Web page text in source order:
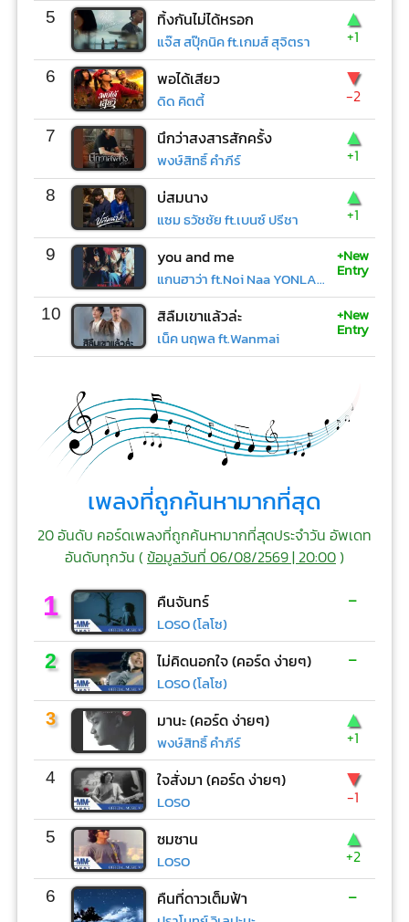
5 ทิ้งกันไม่ได้หรอก
แจ๊ส สปุ๊กนิค ft.เกมส์ สุจิตรา
▲
+1
6 พอได้เสียว
ดิด คิตตี้
▼
-2
7 นึกว่าสงสารสักครั้ง
พงษ์สิทธิ์ คำภีร์
▲
+1
8 บ่สมนาง
แซม ธวัชชัย ft.เบนซ์ ปรีชา
▲
+1
9 you and me
แกนฮาว่า ft.Noi Naa YONLAPA
+New
Entry
10 สิลืมเขาแล้วล่ะ
เน็ค นฤพล ft.Wanmai
+New
Entry
เพลงที่ถูกค้นหามากที่สุด
20 อันดับ คอร์ดเพลงที่ถูกค้นหามากที่สุดประจำวัน อัพเดท
อันดับทุกวัน (ข้อมูลวันที่ 06/08/2569 | 20:00)
1 คืนจันทร์
LOSO (โลโซ)
-
2 ไม่คิดนอกใจ (คอร์ด ง่ายๆ)
LOSO (โลโซ)
-
3 มานะ (คอร์ด ง่ายๆ)
พงษ์สิทธิ์ คำภีร์
▲
+1
4 ใจสั่งมา (คอร์ด ง่ายๆ)
LOSO
▼
-1
5 ซมซาน
LOSO
▲
+2
6 คืนที่ดาวเต็มฟ้า -